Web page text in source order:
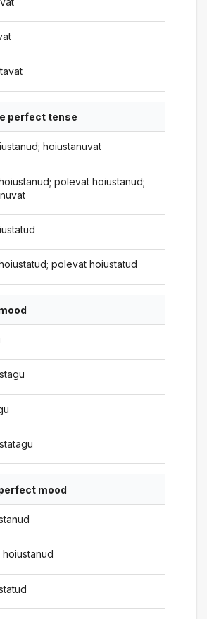
perfect tense
hoiustanuvat
polevat hoiustanud;
polevat hoiustatud
mood